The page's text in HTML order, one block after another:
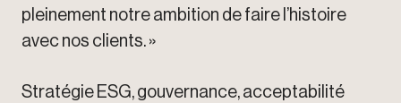
pleinement notre ambition de faire l’histoire
avec nos clients. »
Stratégie ESG, gouvernance, acceptabilité